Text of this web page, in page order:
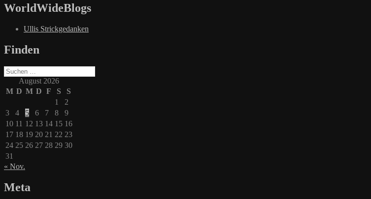
WorldWideBlogs
Ullis Strickgedanken
Finden
Suchen
nach:August 2026
M D M D F S
S
1
2
3
4 5 6 7 8
9
10 11 12 13 14 15 16
17 18 19 20 21 22 23
24 25 26 27 28 29 30
31
« Nov.
Meta